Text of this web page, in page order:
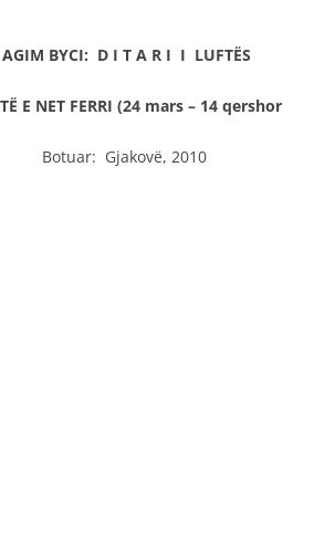
AGIM BYCI: D I T A R I I LUFTËS
E NET FERRI (24 mars – 14 qershor
Botuar: Gjakovë, 2010